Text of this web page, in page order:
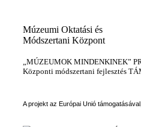
Múzeumi Oktatási és
Módszertani Központ
„MÚZEUMOK MINDENKINEK”
Központi módszertani fejlesztés
A projekt az Európai Unió